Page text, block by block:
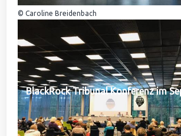
© Caroline Breidenbach
BlackRock Tribunal Konferenz im